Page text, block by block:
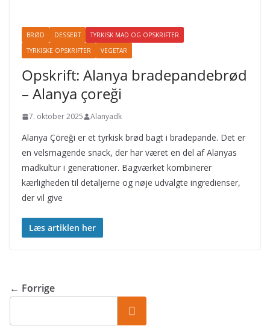
BRØD DESSERT
TYRKISK MAD OG OPSKRIFTER
TYRKISKE OPSKRIFTER
VEGETAR
Opskrift: Alanya bradepandebrød
– Alanya çoreği
7. oktober 2025 Alanyadk
Alanya Çöreği er et tyrkisk brød bagt i bradepande. Det er
en velsmagende snack, der har været en del af Alanyas
madkultur i generationer. Bagværket kombinerer
kærligheden til detaljerne og nøje udvalgte ingredienser,
der vil give
Læs artiklen her
← Forrige